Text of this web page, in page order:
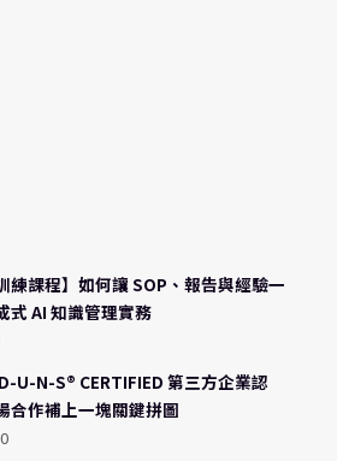
練課程】如何讓 SOP、報告與經驗一
式 AI 知識管理實務
U-N-S® CERTIFIED 第三方企業認
合作補上一塊關鍵拼圖